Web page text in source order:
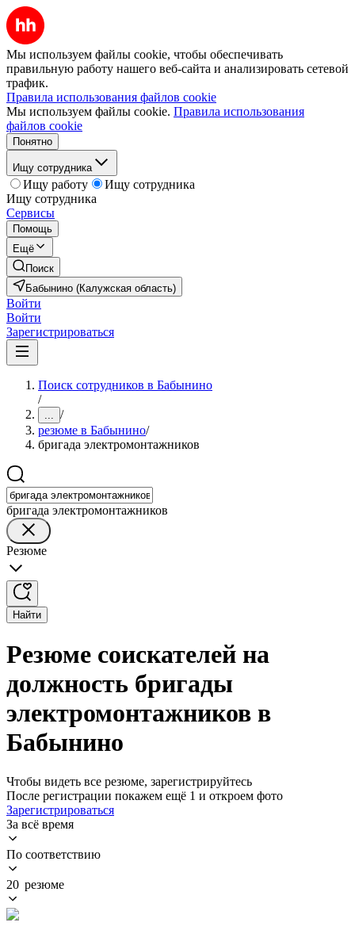
Мы используем файлы cookie, чтобы обеспечивать
правильную работу нашего веб-сайта и анализировать сетевой
трафик.
Правила использования файлов cookie
Мы используем файлы cookie. Правила использования
файлов cookie
Понятно
Ищу сотрудника
Ищу работу
Ищу сотрудника
Ищу сотрудника
Сервисы
Помощь
Ещё
Поиск
Бабынино (Калужская область)
Войти
Войти
Зарегистрироваться
Поиск сотрудников в Бабынино
/
... /
резюме в Бабынино/
бригада электромонтажников
бригада электромонтажников
Резюме
Найти
Резюме соискателей на
должность бригады
электромонтажников в
Бабынино
Чтобы видеть все резюме, зарегистрируйтесь
После регистрации покажем ещё 1 и откроем фото
Зарегистрироваться
За всё время
По соответствию
20 резюме